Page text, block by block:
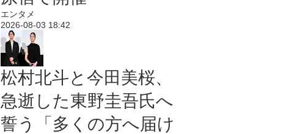
エンタメ
2026-08-03 18:42
松村北斗と今田美桜、
急逝した東野圭吾氏へ
誓う「多くの方へ届け